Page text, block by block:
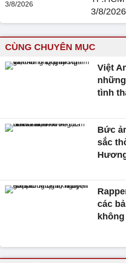
3/8/2026
CÙNG CHUYÊN MỤC
Việt
tình
Bức
sắc
các